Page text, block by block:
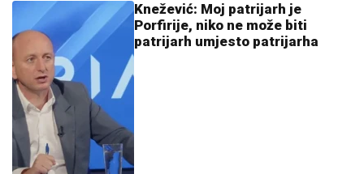
Knežević: Moj patrijarh je
Porfirije, niko ne može biti
patrijarh umjesto patrijarha